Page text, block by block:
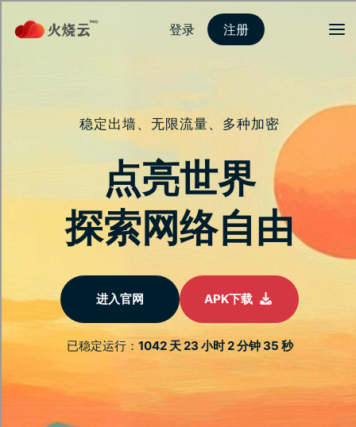
登录
香蕉加速器下载：
高效连接，随时随
地畅享
提供跨装置系统的无缝支持，一键即可体验快
深度解析